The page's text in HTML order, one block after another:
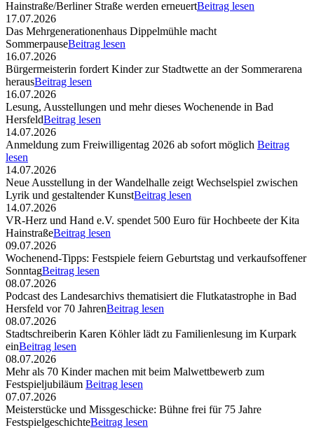
Hainstraße/Berliner Straße werden erneuertBeitrag lesen
17.07.2026
Das Mehrgenerationenhaus Dippelmühle macht
SommerpauseBeitrag lesen
16.07.2026
Bürgermeisterin fordert Kinder zur Stadtwette an der Sommerarena
herausBeitrag lesen
16.07.2026
Lesung, Ausstellungen und mehr dieses Wochenende in Bad
HersfeldBeitrag lesen
14.07.2026
Anmeldung zum Freiwilligentag 2026 ab sofort möglich Beitrag
lesen
14.07.2026
Neue Ausstellung in der Wandelhalle zeigt Wechselspiel zwischen
Lyrik und gestaltender KunstBeitrag lesen
14.07.2026
VR-Herz und Hand e.V. spendet 500 Euro für Hochbeete der Kita
HainstraßeBeitrag lesen
09.07.2026
Wochenend-Tipps: Festspiele feiern Geburtstag und verkaufsoffener
SonntagBeitrag lesen
08.07.2026
Podcast des Landesarchivs thematisiert die Flutkatastrophe in Bad
Hersfeld vor 70 JahrenBeitrag lesen
08.07.2026
Stadtschreiberin Karen Köhler lädt zu Familienlesung im Kurpark
einBeitrag lesen
08.07.2026
Mehr als 70 Kinder machen mit beim Malwettbewerb zum
Festspieljubiläum Beitrag lesen
07.07.2026
Meisterstücke und Missgeschicke: Bühne frei für 75 Jahre
FestspielgeschichteBeitrag lesen